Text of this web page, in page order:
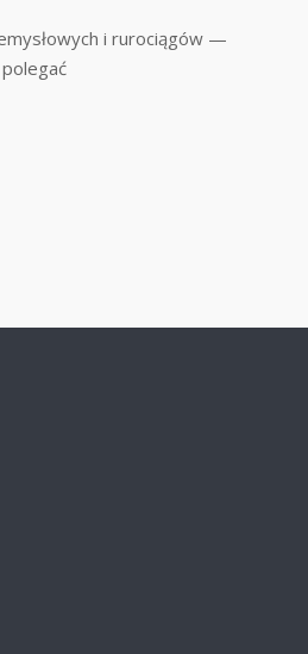
i rurociągów —